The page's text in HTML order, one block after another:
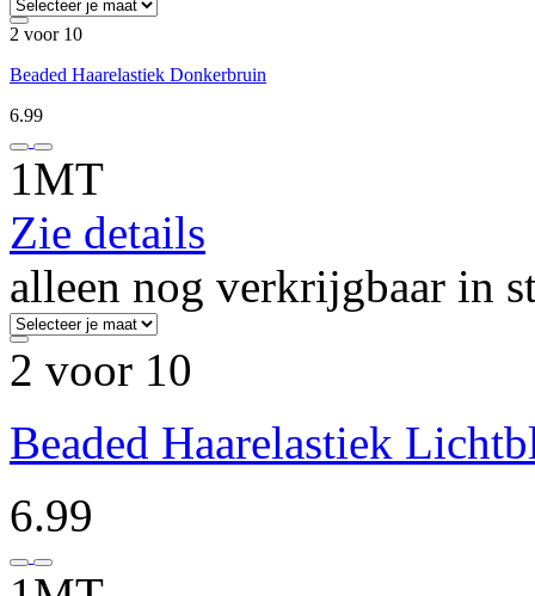
2 voor 10
Beaded Haarelastiek Donkerbruin
6.99
1MT
Zie details
alleen nog verkrijgbaar in
2 voor 10
Beaded Haarelastiek
6.99